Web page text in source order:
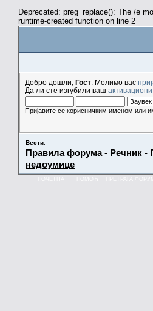
Deprecated: preg_replace(): The /e
runtime-created function on line 2
Добро дошли, Гост . Молимо вас
Да ли сте изгубили ваш
Пријавите се корисничким именом или
Вести:
Правила форума- Речник -
недоумице